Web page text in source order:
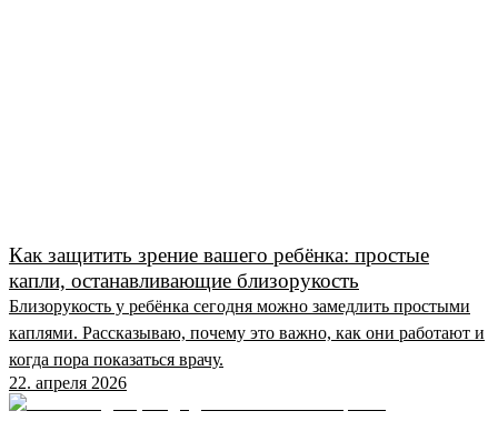
Как защитить зрение вашего ребёнка: простые
капли, останавливающие близорукость
Близорукость у ребёнка сегодня можно замедлить простыми
каплями. Рассказываю, почему это важно, как они работают и
когда пора показаться врачу.
22. апреля 2026